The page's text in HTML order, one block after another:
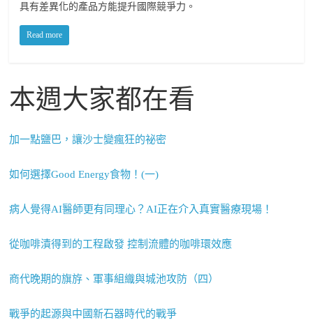
具有差異化的產品方能提升國際競爭力。
Read more
本週大家都在看
加一點鹽巴，讓沙士變瘋狂的祕密
如何選擇Good Energy食物！(一)
病人覺得AI醫師更有同理心？AI正在介入真實醫療現場！
從咖啡漬得到的工程啟發 控制流體的咖啡環效應
商代晚期的旗斿、軍事組織與城池攻防（四）
戰爭的起源與中國新石器時代的戰爭